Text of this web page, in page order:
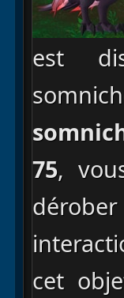
est
75,
dérober
cet